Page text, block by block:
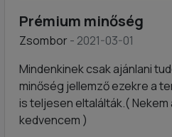
Prémium minőség
Zsombor- 2021-03-01
Mindenkinek csak ajánlani
minőség jellemző ezekre a
is teljesen eltalálták.(
kedvencem )